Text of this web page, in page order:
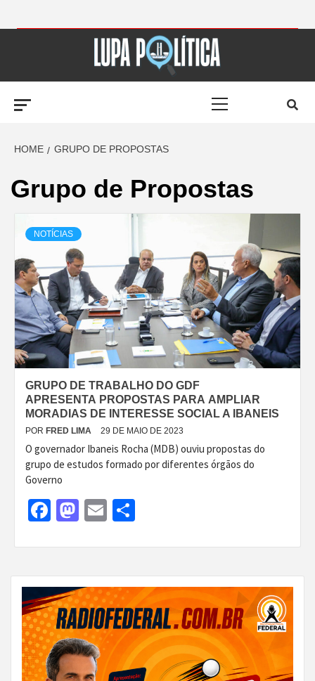
LUPA
POLÍTICA –
AMPLIANDO A
NOTÍCIA
HOME GRUPO DE PROPOSTAS
Grupo de Propostas
NOTÍCIAS
GRUPO DE TRABALHO DO GDF
APRESENTA PROPOSTAS PARA AMPLIAR
MORADIAS DE INTERESSE SOCIAL A IBANEIS
POR FRED LIMA 29 DE MAIO DE 2023
O governador Ibaneis Rocha (MDB) ouviu propostas do
grupo de estudos formado por diferentes órgãos do
Governo
Facebook
Mastodon
Email